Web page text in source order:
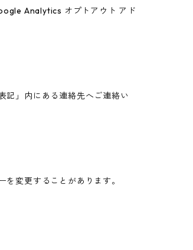
Analytics オプトアウト アド
記」内にある連絡先へご連絡い
変更することがあります。